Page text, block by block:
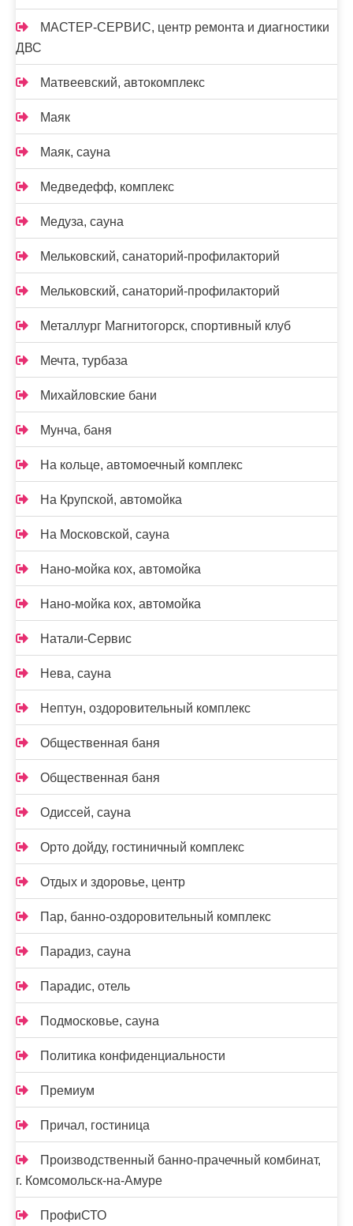
МАСТЕР-СЕРВИС, центр ремонта и диагностики
ДВС
Матвеевский, автокомплекс
Маяк
Маяк, сауна
Медведефф, комплекс
Медуза, сауна
Мельковский, санаторий-профилакторий
Мельковский, санаторий-профилакторий
Металлург Магнитогорск, спортивный клуб
Мечта, турбаза
Михайловские бани
Мунча, баня
На кольце, автомоечный комплекс
На Крупской, автомойка
На Московской, сауна
Нано-мойка кох, автомойка
Нано-мойка кох, автомойка
Натали-Сервис
Нева, сауна
Нептун, оздоровительный комплекс
Общественная баня
Общественная баня
Одиссей, сауна
Орто дойду, гостиничный комплекс
Отдых и здоровье, центр
Пар, банно-оздоровительный комплекс
Парадиз, сауна
Парадис, отель
Подмосковье, сауна
Политика конфиденциальности
Премиум
Причал, гостиница
Производственный банно-прачечный комбинат,
г. Комсомольск-на-Амуре
ПрофиСТО